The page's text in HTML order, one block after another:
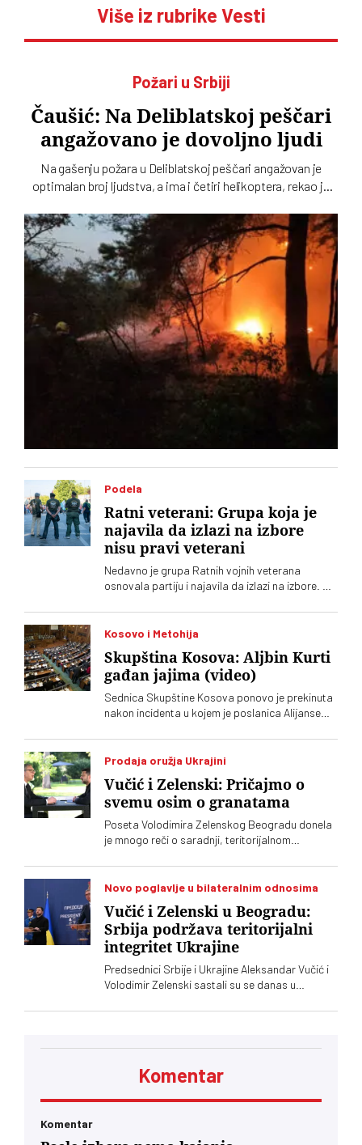
Više iz rubrike Vesti
Požari u Srbiji
Čaušić: Na Deliblatskoj peščari
angažovano je dovoljno ljudi
Na gašenju požara u Deliblatskoj peščari angažovan je
optimalan broj ljudstva, a ima i četiri helikoptera, rekao je
poslova. Požarom je zahvaćeno oko hiljadu i po i više
hektara šume i niskog rastinja
Podela
Ratni veterani: Grupa koja je
najavila da izlazi na izbore
nisu pravi veterani
Nedavno je grupa Ratnih vojnih veterana
osnovala partiju i najavila da izlazi na izbore. Oni
se od njih
Kosovo i Metohija
Skupština Kosova: Aljbin Kurti
gađan jajima (video)
Sednica Skupštine Kosova ponovo je prekinuta
nakon incidenta u kojem je poslanica Alijanse
premijera Aljbina Kurtija
Prodaja oružja Ukrajini
Vučić i Zelenski: Pričajmo o
svemu osim o granatama
Poseta Volodimira Zelenskog Beogradu donela
je mnogo reči o saradnji, teritorijalnom
ostala gotovo netaknuta – srpsko oružje koje
preko posrednika stiže u Ukrajinu. Vučić i
iako je jasno da obojica znaju o čemu je reč
Novo poglavlje u bilateralnim odnosima
Vučić i Zelenski u Beogradu:
Srbija podržava teritorijalni
integritet Ukrajine
Predsednici Srbije i Ukrajine Aleksandar Vučić i
Volodimir Zelenski sastali su se danas u
odnosima, trgovini, energetici, infrastrukturi i
podržava teritorijalni integritet Ukrajine
Komentar
Komentar